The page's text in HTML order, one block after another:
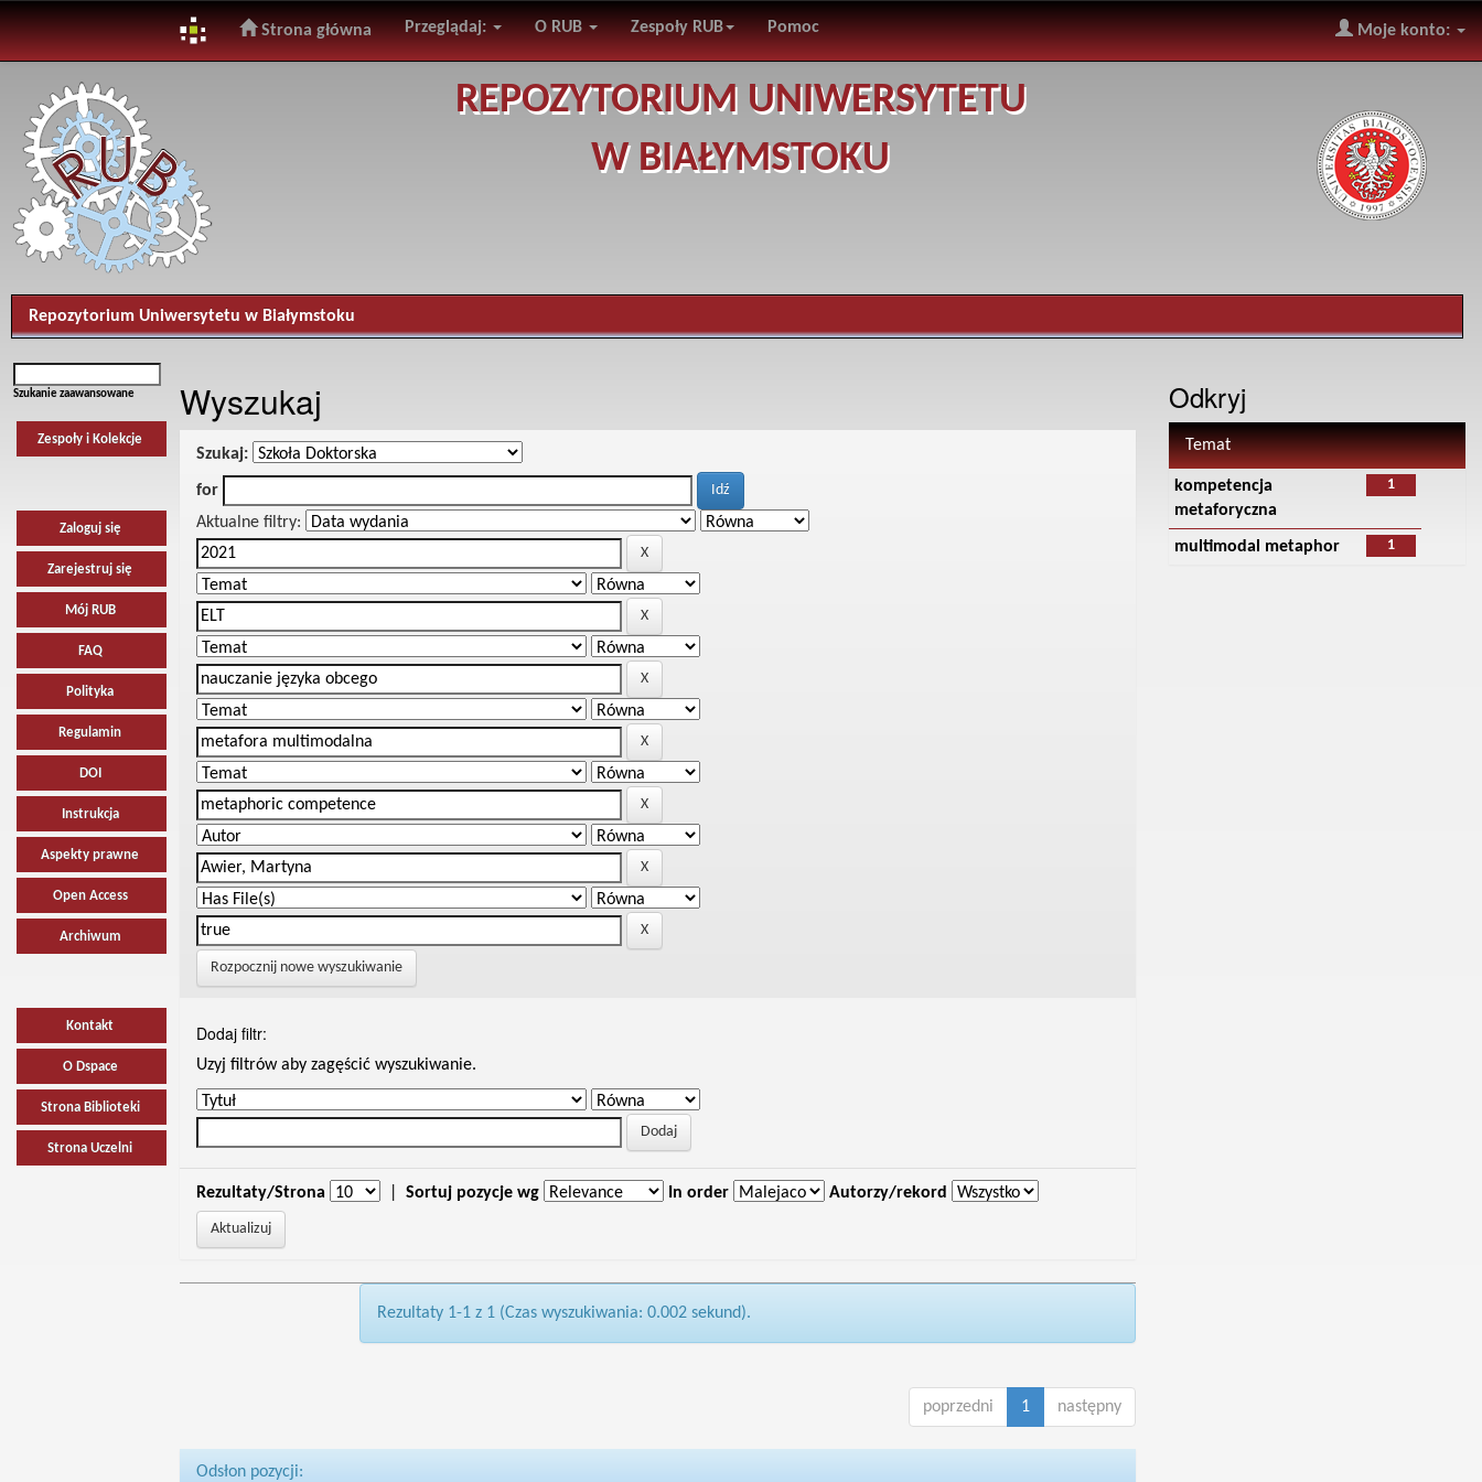
navigation
Strona główna Przeglądaj: O RUB Zespoły RUB Pomoc Moje konto:
REPOZYTORIUM UNIWERSYTETU
W BIAŁYMSTOKU
Repozytorium Uniwersytetu w Białymstoku
Szukanie zaawansowane
Zespoły i Kolekcje
Zaloguj się
Zarejestruj się
Mój RUB
FAQ
Polityka
Regulamin
DOI
Instrukcja
Aspekty prawne
Open Access
Archiwum
Kontakt
O Dspace
Strona Biblioteki
Strona Uczelni
Wyszukaj
Szukaj:
for
Aktualne filtry:
Rozpocznij nowe wyszukiwanie
Dodaj filtr:
Uzyj filtrów aby zagęścić wyszukiwanie.
Rezultaty/Strona Sortuj pozycje wg In order Autorzy/rekord
Rezultaty 1-1 z 1 (Czas wyszukiwania: 0.002 sekund).
poprzedni 1 następny
Odsłon pozycji:
Odkryj
Temat
1
kompetencja
metaforyczna
1
multimodal metaphor